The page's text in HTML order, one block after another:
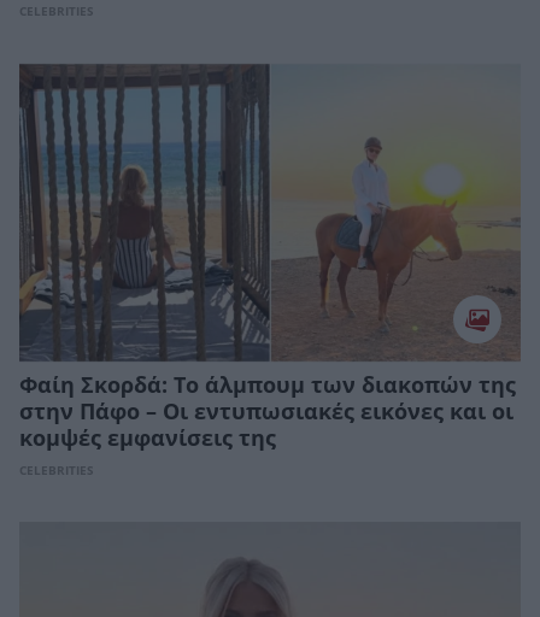
CELEBRITIES
Φαίη Σκορδά: To άλμπουμ των διακοπών της
στην Πάφο – Οι εντυπωσιακές εικόνες και οι
κομψές εμφανίσεις της
CELEBRITIES